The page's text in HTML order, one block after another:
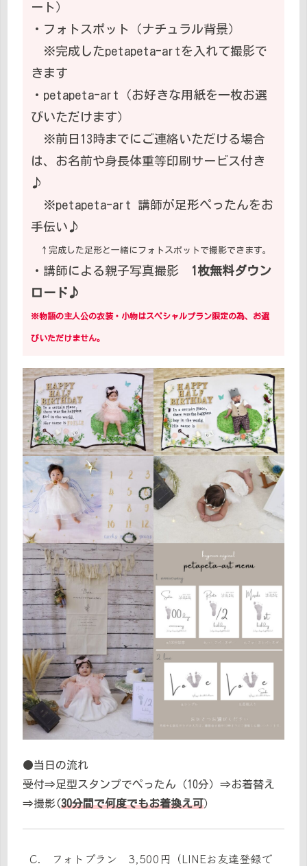
ート）
・フォトスポット（ナチュラル背景）
※完成したpetapeta-artを入れて撮影で
きます
・petapeta-art（お好きな用紙を一枚お選
びいただけます）
※前日13時までにご連絡いただける場合
は、お名前や身長体重等印刷サービス付き
♪
※petapeta-art 講師が足形ぺったんをお
手伝い♪
↑完成した足形と一緒にフォトスポットで撮影できます。
・講師による親子写真撮影
1枚無料ダウン
ロード♪
※物語の主人公の衣装・小物はスペシャルプラン限定の為、お選
びいただけません。
●当日の流れ
受付⇒足型スタンプでぺったん（10分）⇒お着替え
⇒撮影(30分間で何度でもお着換え可）
C. フォトプラン 3,500円（LINEお友達登録で